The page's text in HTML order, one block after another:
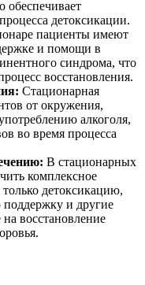
обеспечивает
детоксикации.
пациенты имеют
и помощи в
синдрома, что
восстановления.
Стационарная
от окружения,
алкоголя,
во время процесса
В стационарных
комплексное
детоксикацию,
и другие
восстановление